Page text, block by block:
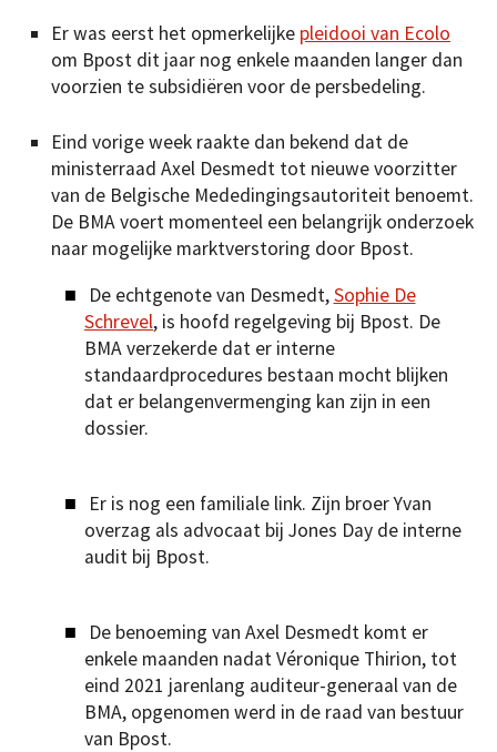
Er was eerst het opmerkelijke pleidooi van Ecolo
om Bpost dit jaar nog enkele maanden langer dan
voorzien te subsidiëren voor de persbedeling.
Eind vorige week raakte dan bekend dat de
ministerraad Axel Desmedt tot nieuwe voorzitter
van de Belgische Mededingingsautoriteit benoemt.
De BMA voert momenteel een belangrijk onderzoek
naar mogelijke marktverstoring door Bpost.
De echtgenote van Desmedt,Sophie De
Schrevel, is hoofd regelgeving bij Bpost. De
BMA verzekerde dat er interne
standaardprocedures bestaan mocht blijken
dat er belangenvermenging kan zijn in een
dossier.
Er is nog een familiale link. Zijn broer Yvan
overzag als advocaat bij Jones Day de interne
audit bij Bpost.
De benoeming van Axel Desmedt komt er
enkele maanden nadat Véronique Thirion, tot
eind 2021 jarenlang auditeur-generaal van de
BMA, opgenomen werd in de raad van bestuur
van Bpost.